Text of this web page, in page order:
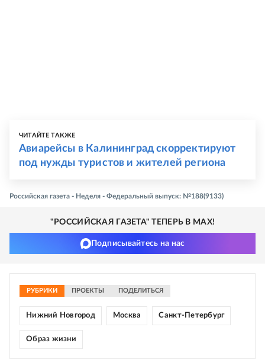
ЧИТАЙТЕ ТАКЖЕ
Авиарейсы в Калининград скорректируют
под нужды туристов и жителей региона
Российская газета - Неделя - Федеральный выпуск: №188(9133)
"РОССИЙСКАЯ ГАЗЕТА" ТЕПЕРЬ В MAX!
Подписывайтесь на нас
РУБРИКИ ПРОЕКТЫ ПОДЕЛИТЬСЯ
Нижний Новгород Москва Санкт-Петербург
Образ жизни